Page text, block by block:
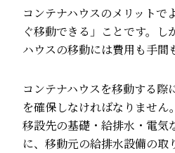
コンテナハウスのメリットで
ぐ移動できる」ことです。し
ハウスの移動には費用も手間
コンテナハウスを移動する際
を確保しなければなりません
移設先の基礎・給排水・電気
に、移動元の給排水設備の取